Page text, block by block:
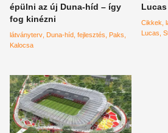
épülni az új Duna-híd – így
fog kinézni
látványterv Duna-híd fejlesztés
Paks
Kalocsa
Cikkek
Lucas